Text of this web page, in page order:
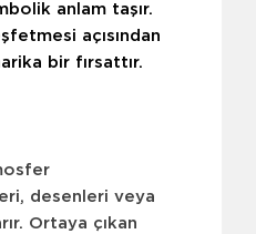
anlam taşır.
açısından
bir fırsattır.
desenleri veya
Ortaya çıkan